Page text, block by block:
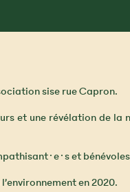
sise rue Capron.
et une révélation de la
et
en 2020.